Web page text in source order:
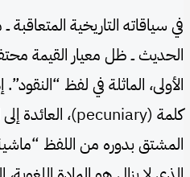
في سياقاته التاريخية
الحديث ــ ظل معيار القيمة
الأولى، الماثلة في لفظ